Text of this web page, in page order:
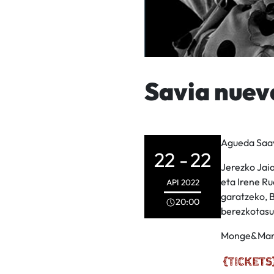
Savia
22 -22
API 2022
20:00
Agueda
Jerezko
eta Irene
garatzeko,